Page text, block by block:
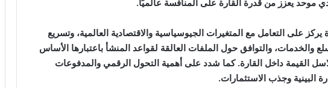
موحد يعزز من قدرة القارة على المنافسة عالميًا.
على التعامل مع المتغيرات الجيوسياسية والاقتصادية العالمية، وتسريع
والخدمات، والتوافق حول الملفات العالقة لقواعد المنشأ باعتبارها الأساس
القيمة داخل القارة. كما شدد على أهمية التحول الرقمي والمدفوعات
البينية وجذب الاستثمارات.